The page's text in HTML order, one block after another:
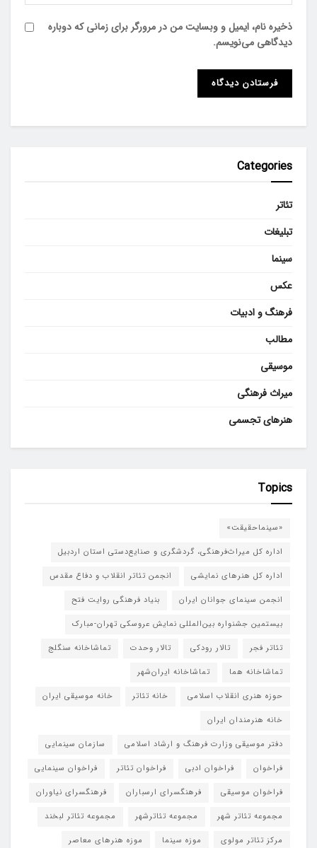
ذخیره نام، ایمیل و وبسایت من در مرورگر برای زمانی که دوباره
دیدگاهی می‌نویسم.
Categories
تئاتر
تبلیغات
سینما
عکس
فرهنگ و ادبیات
مطالب
موسیقی
میراث فرهنگی
هنرهای تجسمی
Topics
«سینماحقیقت»
اداره کل میراث‌فرهنگی، گردشگری و صنایع‌دستی استان اردبیل
اداره کل هنرهای نمایشی
انجمن تئاتر انقلاب و دفاع مقدس
انجمن سینمای جوانان ایران
بنیاد فرهنگی روایت فتح
بیستمین جشنواره بین‌المللی نمایش عروسکی تهران-مبارک
تئاتر فجر
تالار رودکی تالار وحدت
تماشاخانه سنگلج
تماشاخانه هما
تماشاخانه‌ ایران‌شهر
حوزه هنری انقلاب اسلامی
خانه تئاتر
خانه موسیقی ایران
خانه هنرمندان ایران
دفتر موسیقی وزارت فرهنگ و ارشاد اسلامی
سازمان سینمایی
فراخوان
فراخوان ادبی فراخوان تئاتر
فراخوان سینمایی
فراخوان موسیقی
فرهنگسرای ارسباران
فرهنگسرای نیاوران
مجموعه تئاتر شهر
مجموعه تئاترشهر
مجموعه تئاتر لبخند
مرکز تئاتر مولوی
موزه سینما
موزه هنرهای معاصر